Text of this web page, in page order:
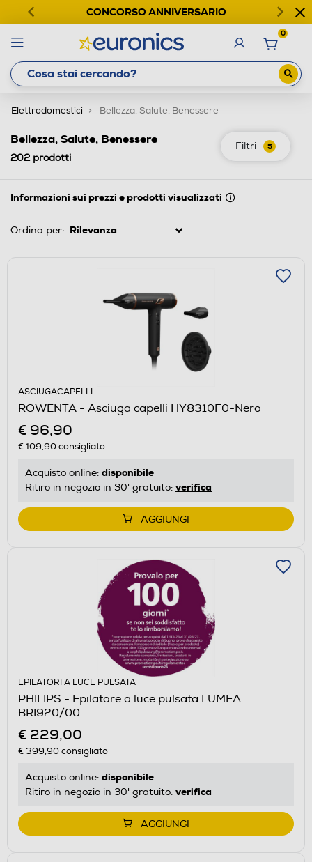
CONCORSO ANNIVERSARIO
0
Elettrodomestici Bellezza, Salute, Benessere
Filtri 5
Bellezza, Salute, Benessere
202prodotti
Informazioni sui prezzi e prodotti visualizzati
Ordina per:
ASCIUGACAPELLI
ROWENTA - Asciuga capelli HY8310F0-Nero
€ 96,90
€ 109,90consigliato
Acquisto online: disponibile
Ritiro in negozio in 30' gratuito: verifica
AGGIUNGI
EPILATORI A LUCE PULSATA
PHILIPS - Epilatore a luce pulsata LUMEA
BRI920/00
€ 229,00
€ 399,90consigliato
Acquisto online: disponibile
Ritiro in negozio in 30' gratuito: verifica
AGGIUNGI